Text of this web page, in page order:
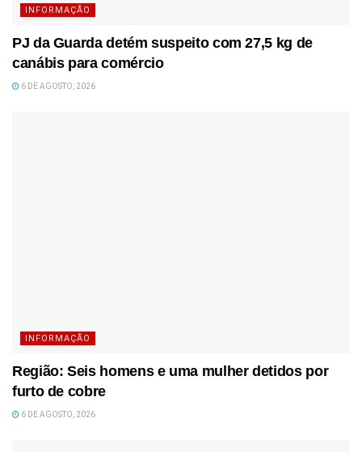
INFORMAÇÃO
PJ da Guarda detém suspeito com 27,5 kg de
canábis para comércio
6 DE AGOSTO, 2026
INFORMAÇÃO
Região: Seis homens e uma mulher detidos por
furto de cobre
6 DE AGOSTO, 2026